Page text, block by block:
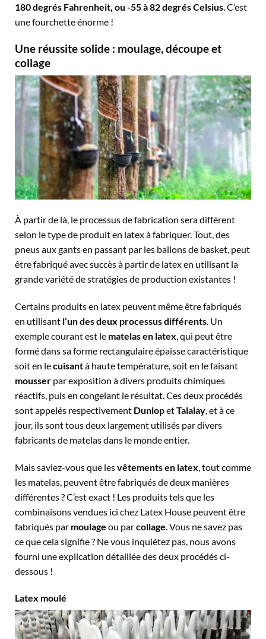
180 degrés Fahrenheit, ou -55 à 82 degrés Celsius . C’est
une fourchette énorme !
Une réussite solide : moulage, découpe et
collage
À partir de là, le processus de fabrication sera différent
selon le type de produit en latex à fabriquer. Tout, des
pneus aux gants en passant par les ballons de basket, peut
être fabriqué avec succès à partir de latex en utilisant la
grande variété de stratégies de production existantes !
Certains produits en latex peuvent même être fabriqués
en utilisant l’un des deux processus différents. Un
exemple courant est le matelas en latex, qui peut être
formé dans sa forme rectangulaire épaisse caractéristique
soit en lecuisantà haute température, soit en le faisant
mousser par exposition à divers produits chimiques
réactifs, puis en congelant le résultat. Ces deux procédés
sont appelés respectivement DunlopetTalalay, et à ce
jour, ils sont tous deux largement utilisés par divers
fabricants de matelas dans le monde entier.
Mais saviez-vous que lesvêtements en latex , tout comme
les matelas, peuvent être fabriqués de deux manières
différentes ? C’est exact ! Les produits tels que les
combinaisons vendues ici chez Latex House peuvent être
fabriqués par moulage ou parcollage . Vous ne savez pas
ce que cela signifie ? Ne vous inquiétez pas, nous avons
fourni une explication détaillée des deux procédés ci-
dessous !
Latex moulé